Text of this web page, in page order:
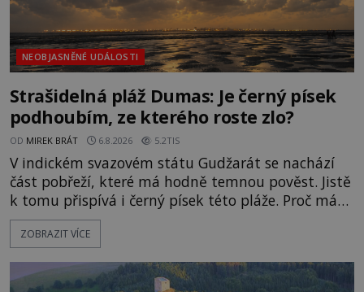
NEOBJASNĚNÉ UDÁLOSTI
Strašidelná pláž Dumas: Je černý písek
podhoubím, ze kterého roste zlo?
OD MIREK BRÁT 6.8.2026 5.2TIS
V indickém svazovém státu Gudžarát se nachází
část pobřeží, které má hodně temnou pověst. Jistě
k tomu přispívá i černý písek této pláže. Proč má
pláž takové netypické zbarvení? Nakolik jsou
pravdivé historky, že zde došlo k nevysvětlitelným
následovat. Vstupujeme na pláž Dumas ve městě
ZOBRAZIT VÍCE